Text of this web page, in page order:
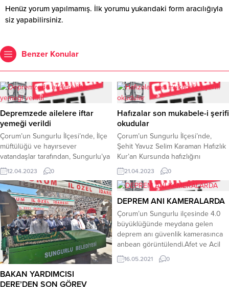
Henüz yorum yapılmamış. İlk yorumu yukarıdaki form aracılığıyla
siz yapabilirsiniz.
Benzer Konular
Depremzede ailelere iftar
yemeği verildi
Çorum’un Sungurlu İlçesi’nde, İlçe
müftülüğü ve hayırsever
vatandaşlar tarafından, Sungurlu’ya
yerleşen depremzede ailelere iftar
yemeği verildi.Kahramanmaraş
merkezli depremlerde etkilenen ve
Sungurlu’da gelen depremzede
aileler için İlçe Müftülüğü tarafından
organize edilen ve hayır sahibi
Şahin ailesinin katkılarıyla iftar
programı düzenlendi.Düzenlenen
iftar programına İlçe Kaymakamı
Fatih Görmüş, İlçe Müftüsü
12.04.2023 0
Hafızalar son mukabele-i şerifi
okudular
Çorum’un Sungurlu İlçesi’nde,
Şehit Yavuz Selim Karaman Hafızlık
Kur’an Kursunda hafızlığını
tamamlayan öğrenciler ramazan ayı
münasebetiyle Çarşıbaşı Camii
başta olmak üzere İlçedeki muhtelif
camilerde mukabele
cüzleri okuyan hafız öğrenciler
hatimlerini tamamladılar. İlçe
Müftüsü Süleyman Eroğlu İkindi
namazından önce Çarşıbaşı
Camiinde hafızlığın önemi ve Kur’an
21.04.2023 0
BAKAN YARDIMCISI
DERE’DEN SON GÖREV
DEPREM ANI KAMERALARDA
Çorum’un Sungurlu ilçesinde 4.0
büyüklüğünde meydana gelen
deprem anı güvenlik kamerasınca
anbean görüntülendi.Afet ve Acil
Durum Yönetimi Başkanlığından
(AFAD) alınan bilgiye göre,
16.05.2021 0